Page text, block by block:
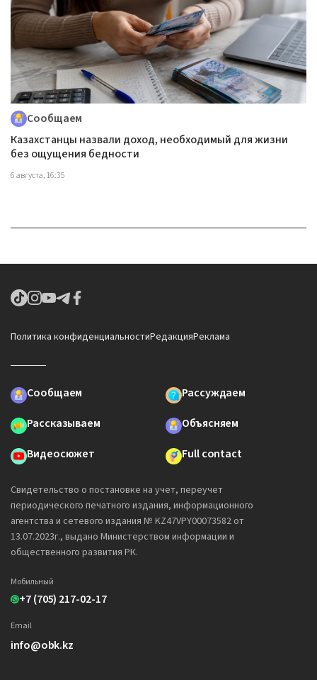
Сообщаем
Казахстанцы назвали доход, необходимый для жизни
без ощущения бедности
6 августа, 16:35
Политика конфиденциальностиРедакцияРеклама
Сообщаем
Рассуждаем
Рассказываем
Объясняем
Видеосюжет
Full contact
Свидетельство о постановке на учет, переучет
периодического печатного издания, информационного
агентства и сетевого издания № KZ47VPY00073582 от
13.07.2023г., выдано Министерством информации и
общественного развития РК.
Мобильный
+7 (705) 217-02-17
Email
info@obk.kz